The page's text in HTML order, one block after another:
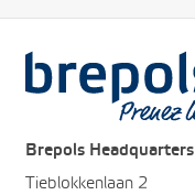
Brepols Headquarters
Tieblokkenlaan 2